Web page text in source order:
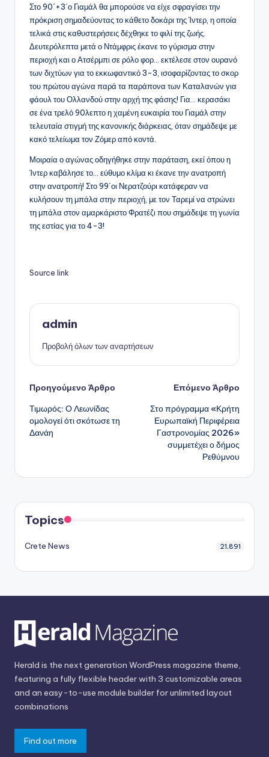
Στο 90΄+3΄ο Γιαμάλ θα μπορούσε να είχε σφραγίσει την
πρόκριση σημαδεύοντας το κάθετο δοκάρι της Ίντερ, η οποία
τελικά στις καθυστερήσεις δέχθηκε το φιλί της ζωής.
Δευτερόλεπτα μετά ο Ντάμφρις έκανε το γύρισμα στην
περιοχή και ο Ατσέρμπι σε ρόλο φορ… εκτέλεσε στον ουρανό
των διχτύων για το εκκωφαντικό 3-3, ισοφαρίζοντας το σκορ
του πρώτου αγώνα παρά τα παράπονα των Καταλανών για
φάουλ του Ολλανδού στην αρχή της φάσης! Για… κερασάκι
σε ένα τρελό 90λεπτο η χαμένη ευκαιρία του Γιαμάλ στην
τελευταία στιγμή της κανονικής διάρκειας, όταν σημάδεψε με
κακό τελείωμα τον Ζόμερ από κοντά.
Μοιραία ο αγώνας οδηγήθηκε στην παράταση, εκεί όπου η
Ίντερ καβάλησε το… εύθυμο κλίμα κι έκανε την ανατροπή
στην ανατροπή! Στο 99΄οι Νερατζούρι κατάφεραν να
κυλήσουν τη μπάλα στην περιοχή, με τον Ταρεμί να στρώνει
τη μπάλα στον αμαρκάριστο Φρατέζι που σημάδεψε τη γωνία
της εστίας για το 4-3!
Source link
admin
Προβολή όλων των αναρτήσεων
Πλοήγηση
δημοσιεύσεων
Προηγούμενο Άρθρο
Τιμωρός: Ο Λεωνίδας
ομολογεί ότι σκότωσε τη
Δανάη
Επόμενο Άρθρο
Στο πρόγραμμα «Κρήτη
Ευρωπαϊκή Περιφέρεια
Γαστρονομίας 2026»
συμμετέχει ο δήμος
Ρεθύμνου
Topics
Crete News 21,891
Herald is the next generation WordPress magazine theme,
featuring a fully flexible header with 3 customizable areas
and an easy-to-use module builder for unlimited layout
combinations
Find out more